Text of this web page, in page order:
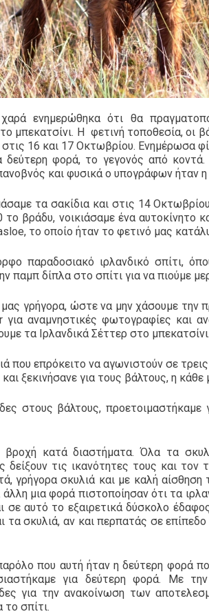
ενημερώθηκα ότι θα
μπεκατσίνι. Η φετινή τοποθεσία, οι
16 και 17 Οκτωβρίου. Ενημέρωσα
δεύτερη φορά, το γεγονός από
και φυσικά ο υπογράφων ήταν
τα σακίδια και στις 14
βράδυ, νοικιάσαμε ένα αυτοκίνητο
το οποίο ήταν το φετινό μας
παραδοσιακό ιρλανδικό σπίτι,
παμπ δίπλα στο σπίτι για να πιούμε
γρήγορα, ώστε να μην χάσουμε την
αναμνηστικές φωτογραφίες και
τα Ιρλανδικά Σέττερ στο μπεκατσίνι.
που επρόκειτο να αγωνιστούν σε
ξεκινήσανε για τους βάλτους, η κάθε
στους βάλτους, προετοιμαστήκαμε
βροχή κατά διαστήματα. Όλα τα
δείξουν τις ικανότητες τους και τον
γρήγορα σκυλιά και με καλή αίσθηση
μια φορά πιστοποίησαν ότι τα
σε αυτό το εξαιρετικά δύσκολο
τα σκυλιά, αν και περπατάς σε
που αυτή ήταν η δεύτερη φορά
για δεύτερη φορά. Με
για την ανακοίνωση των
σπίτι.